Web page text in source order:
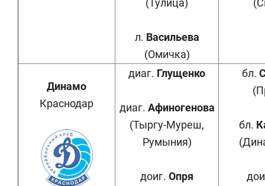
(Тулица)
л. Васильева
(Омичка)
Динамо
Краснодар
диаг. Глущенко
диаг. Афиногенова
(Тыргу-Муреш,
Румыния)
доиг. Опря
бл.
бл.